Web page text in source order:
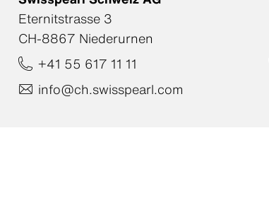
Eternitstrasse 3
CH-8867 Niederurnen
+41 55 617 11 11
info@ch.swisspearl.com